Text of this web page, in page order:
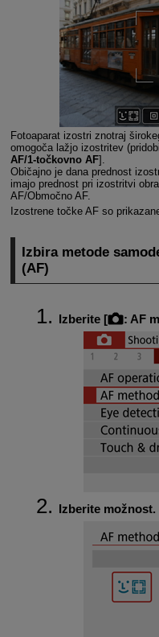
Fotoaparat izostri znotraj
omogoča lažjo izostritev
AF/1-točkovno AF].
Običajno je dana prednost
imajo prednost pri izostritvi
AF/Območno AF.
Izostrene točke AF so
Izbira metode
(AF)
Izberite [ : AF
Izberite možnost.